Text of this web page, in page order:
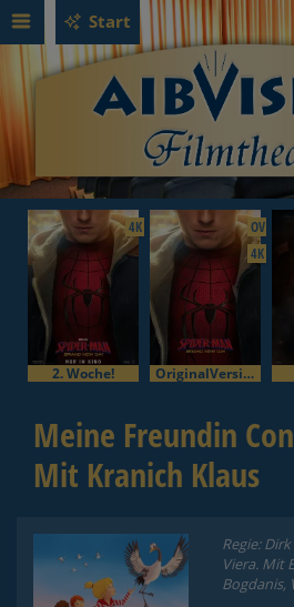
Start
4K
2. Woche!
OV
4K
OriginalVersion
Meine Freundin
Mit Kranich Klaus
Regie:
Viera. Mit
Bogdanis,